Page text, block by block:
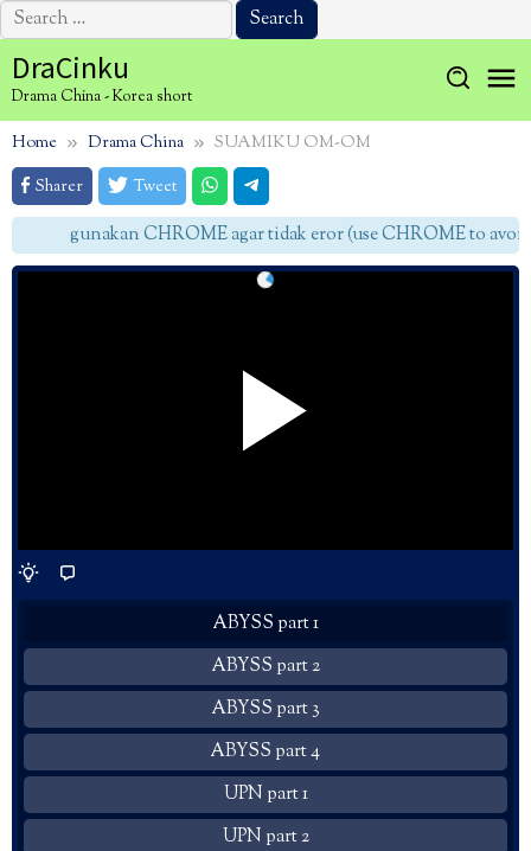
Search
for:
to
content
DraCinku
Drama China - Korea short
Home Drama China
SUAMIKU OM-OM
Sharer
Tweet
gunakan CHROME agar tidak eror (use CHROME to avoid
ABYSS part 1
ABYSS part 2
ABYSS part 3
ABYSS part 4
UPN part 1
UPN part 2